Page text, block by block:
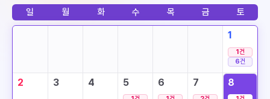
일 월 화 수 목 금 토
1
1건
6건
2 3 4 5 6 7 8